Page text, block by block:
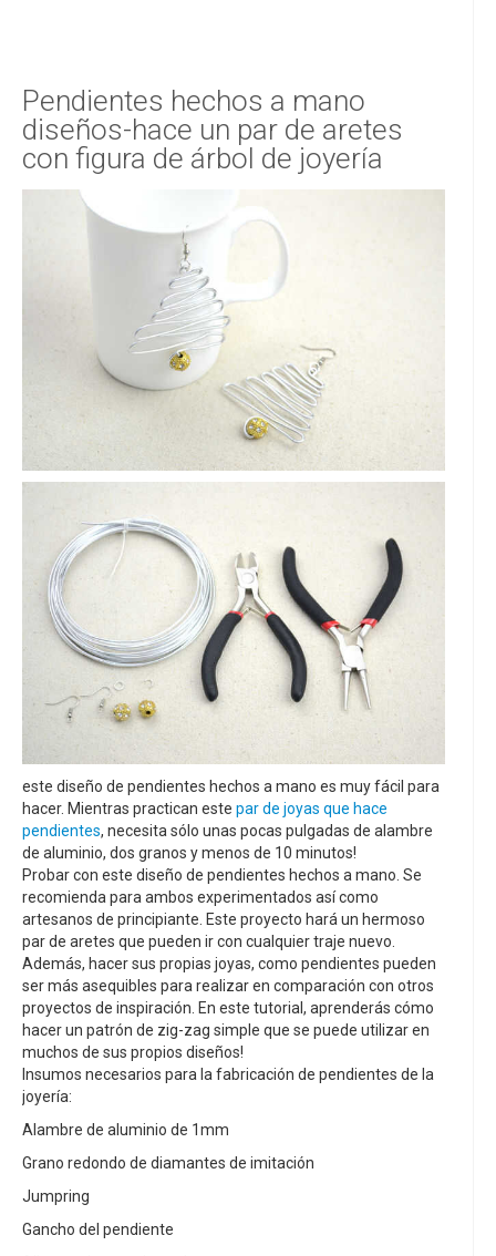
Pendientes hechos a mano
diseños-hace un par de aretes
con figura de árbol de joyería
este diseño de pendientes hechos a mano es muy fácil para
hacer. Mientras practican este par de joyas que hace
pendientes, necesita sólo unas pocas pulgadas de alambre
de aluminio, dos granos y menos de 10 minutos!
Probar con este diseño de pendientes hechos a mano. Se
recomienda para ambos experimentados así como
artesanos de principiante. Este proyecto hará un hermoso
par de aretes que pueden ir con cualquier traje nuevo.
Además, hacer sus propias joyas, como pendientes pueden
ser más asequibles para realizar en comparación con otros
proyectos de inspiración. En este tutorial, aprenderás cómo
hacer un patrón de zig-zag simple que se puede utilizar en
muchos de sus propios diseños!
Insumos necesarios para la fabricación de pendientes de la
joyería:
Alambre de aluminio de 1mm
Grano redondo de diamantes de imitación
Jumpring
Gancho del pendiente